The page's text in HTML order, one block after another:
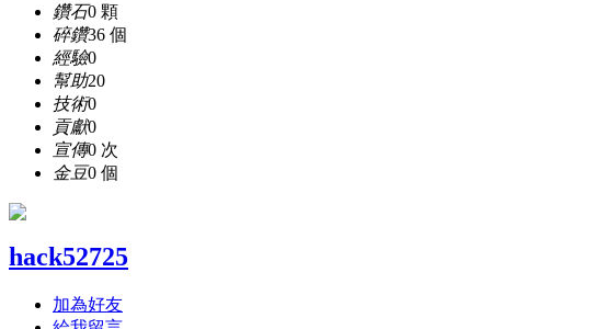
鑽石0 顆
碎鑽36 個
經驗0
幫助20
技術0
貢獻0
宣傳0 次
金豆0 個
hack52725
加為好友